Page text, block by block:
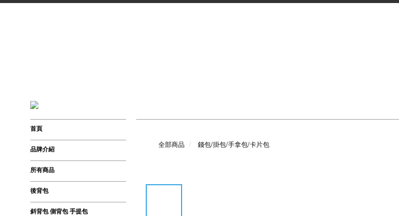
首頁
品牌介紹
所有商品
後背包
斜背包 側背包 手提包
全部商品 錢包/掛包/手拿包/卡片包